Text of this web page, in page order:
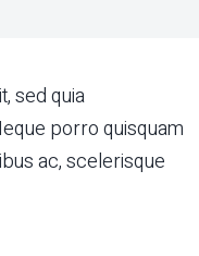
sed quia
porro quisquam
ac, scelerisque